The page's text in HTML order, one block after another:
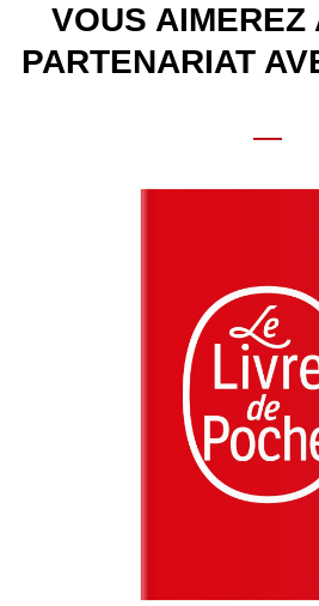
VOUS AIMEREZ
PARTENARIAT